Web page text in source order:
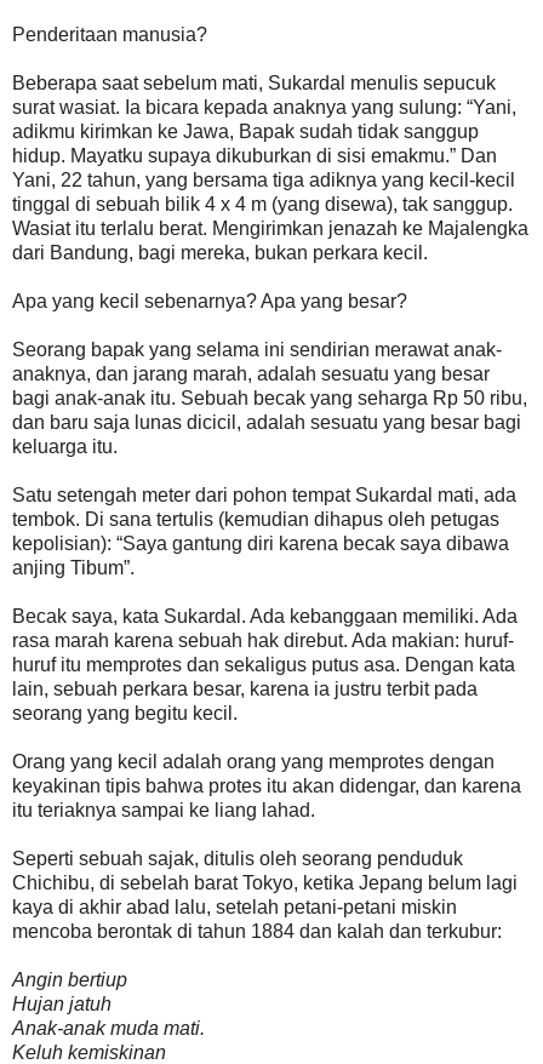
Penderitaan manusia?
Beberapa saat sebelum mati, Sukardal menulis sepucuk
surat wasiat. Ia bicara kepada anaknya yang sulung: “Yani,
adikmu kirimkan ke Jawa, Bapak sudah tidak sanggup
hidup. Mayatku supaya dikuburkan di sisi emakmu.” Dan
Yani, 22 tahun, yang bersama tiga adiknya yang kecil-kecil
tinggal di sebuah bilik 4 x 4 m (yang disewa), tak sanggup.
Wasiat itu terlalu berat. Mengirimkan jenazah ke Majalengka
dari Bandung, bagi mereka, bukan perkara kecil.
Apa yang kecil sebenarnya? Apa yang besar?
Seorang bapak yang selama ini sendirian merawat anak-
anaknya, dan jarang marah, adalah sesuatu yang besar
bagi anak-anak itu. Sebuah becak yang seharga Rp 50 ribu,
dan baru saja lunas dicicil, adalah sesuatu yang besar bagi
keluarga itu.
Satu setengah meter dari pohon tempat Sukardal mati, ada
tembok. Di sana tertulis (kemudian dihapus oleh petugas
kepolisian): “Saya gantung diri karena becak saya dibawa
anjing Tibum”.
Becak saya, kata Sukardal. Ada kebanggaan memiliki. Ada
rasa marah karena sebuah hak direbut. Ada makian: huruf-
huruf itu memprotes dan sekaligus putus asa. Dengan kata
lain, sebuah perkara besar, karena ia justru terbit pada
seorang yang begitu kecil.
Orang yang kecil adalah orang yang memprotes dengan
keyakinan tipis bahwa protes itu akan didengar, dan karena
itu teriaknya sampai ke liang lahad.
Seperti sebuah sajak, ditulis oleh seorang penduduk
Chichibu, di sebelah barat Tokyo, ketika Jepang belum lagi
kaya di akhir abad lalu, setelah petani-petani miskin
mencoba berontak di tahun 1884 dan kalah dan terkubur:
Angin bertiup
Hujan jatuh
Anak-anak muda mati.
Keluh kemiskinan